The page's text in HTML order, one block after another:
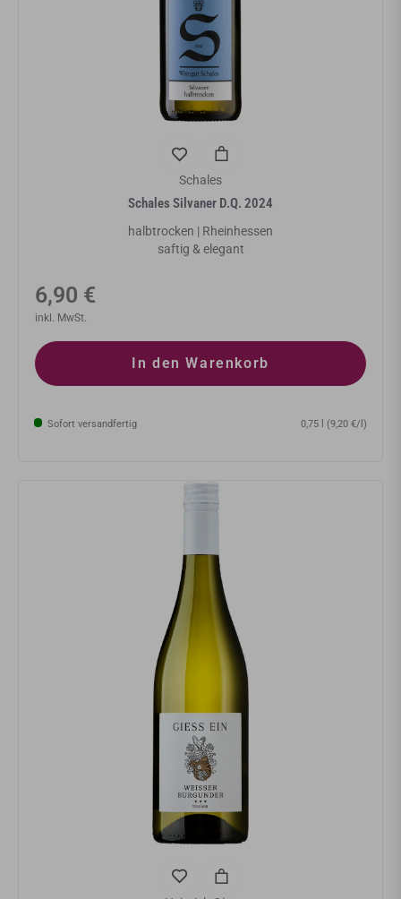
Schales
Schales Silvaner D.Q. 2024
halbtrocken | Rheinhessen
saftig & elegant
Normaler
Preis
6,90 €
inkl. MwSt.
In den Warenkorb
Sofort versandfertig 0,75 l (9,20 €/l)